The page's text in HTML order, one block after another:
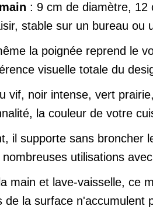
: 9 cm de diamètre, 12
stable sur un bureau
la poignée reprend le
visuelle totale du
vif, noir intense, vert
la couleur de votre
il supporte sans broncher
utilisations
main et lave-vaisselle, ce
la surface